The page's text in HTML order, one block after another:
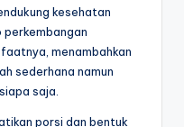
kesehatan
perkembangan
menambahkan
sederhana namun
saja.
porsi dan bentuk